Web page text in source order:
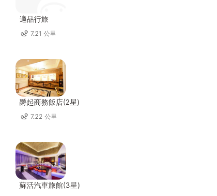
適品行旅
7.21 公里
爵起商務飯店(2星)
7.22 公里
蘇活汽車旅館(3星)